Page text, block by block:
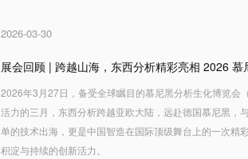
2026-03-30
展会回顾 | 跨越山海，东西分析精彩亮相 2026 慕
2026年3月27日，备受全球瞩目的慕尼黑分析生化博览
活力的三月，东西分析跨越亚欧大陆，远赴德国慕尼黑，
单的技术出海，更是中国智造在国际顶级舞台上的一次精
积淀与持续的创新活力。